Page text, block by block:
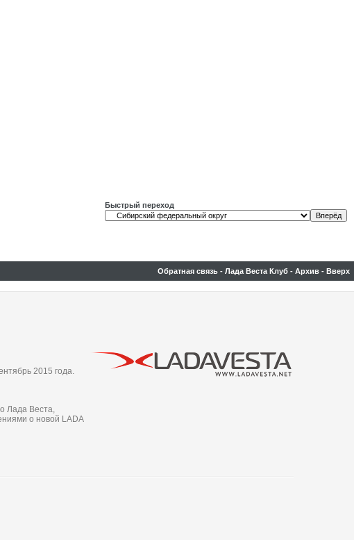
Быстрый переход
Обратная связь - Лада Веста Клуб - Архив - Вверх
2015 года.
Лада Веста,
о новой LADA